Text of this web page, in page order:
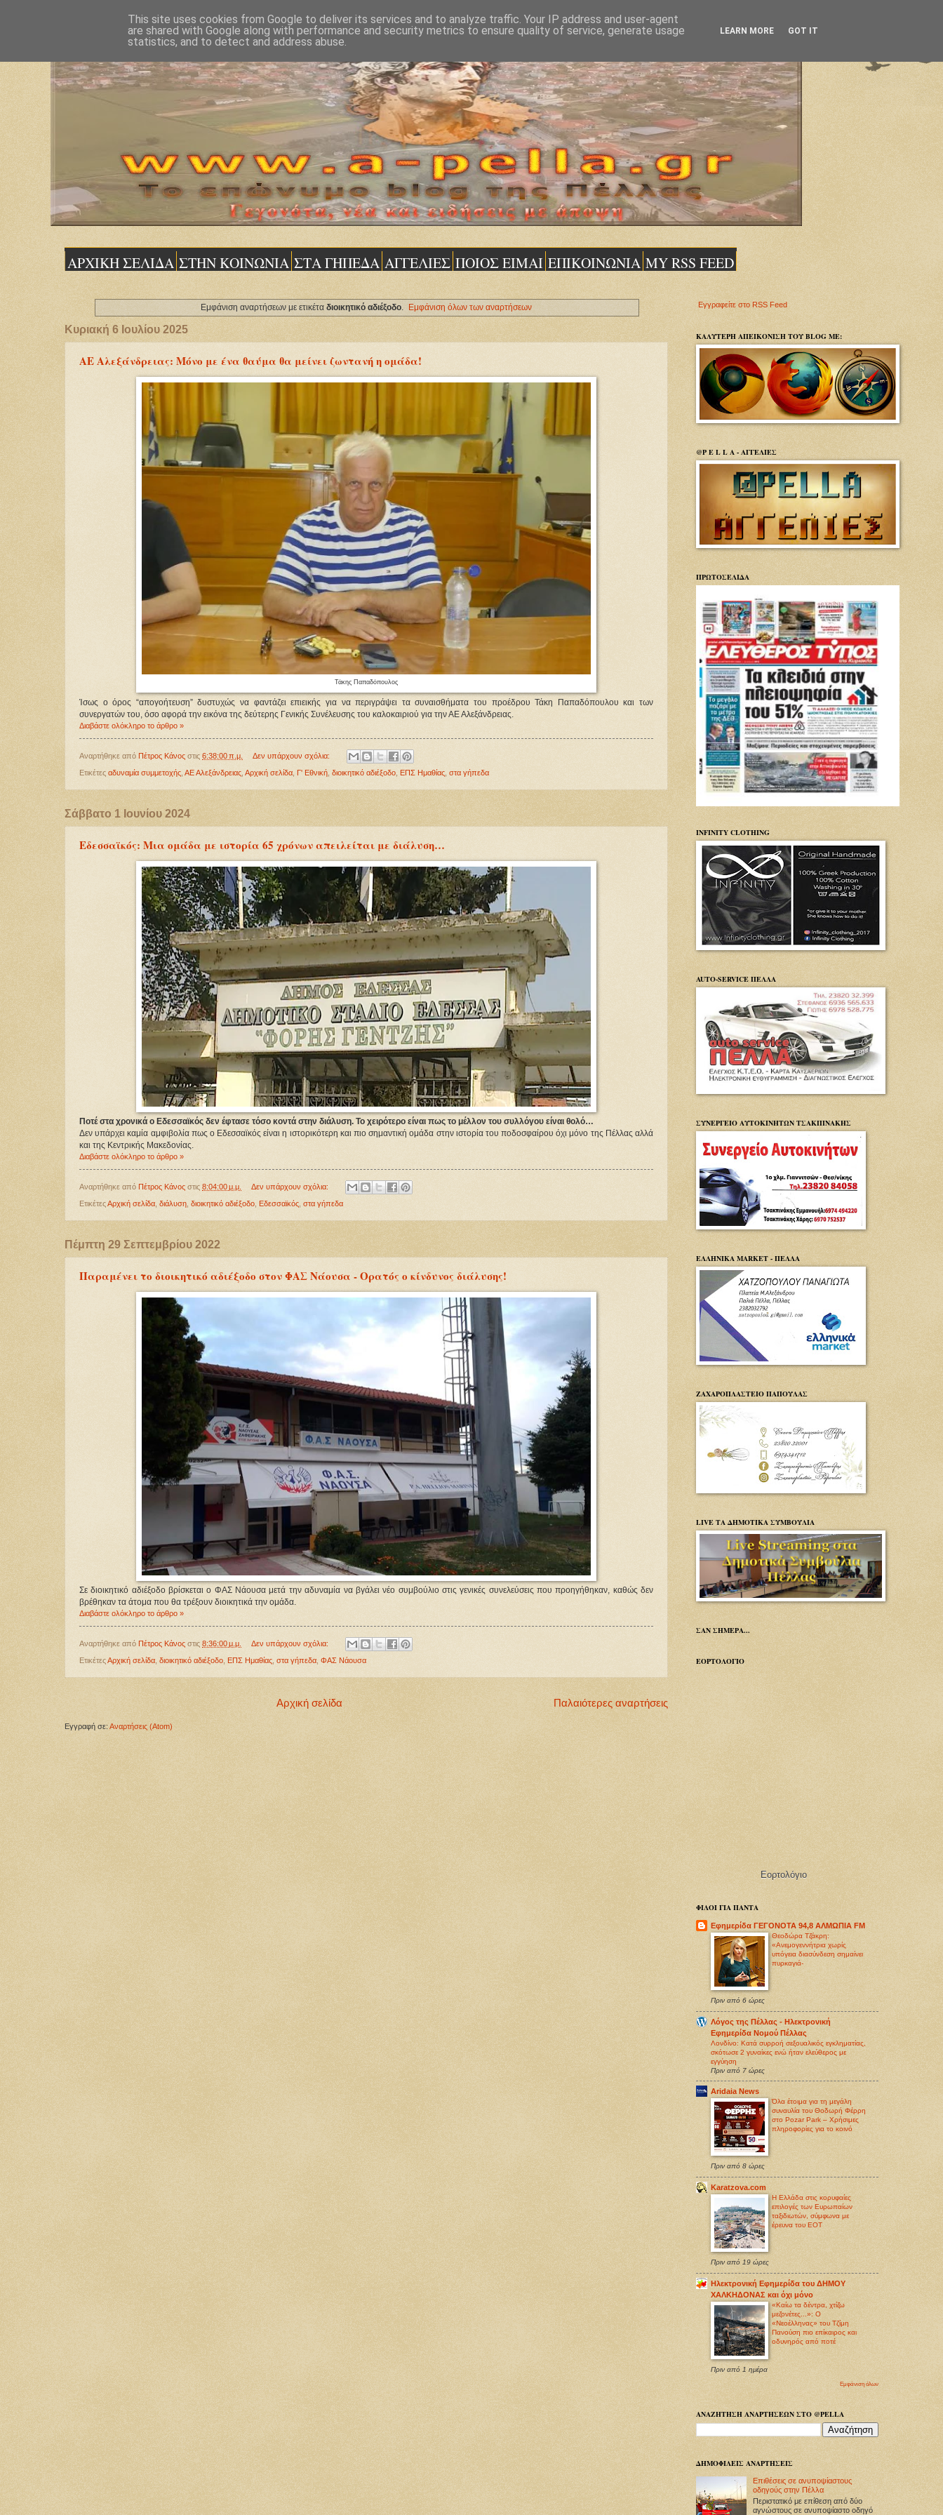
ΑΡΧΙΚΗ ΣΕΛΙΔΑ ΣΤΗΝ ΚΟΙΝΩΝΙΑ ΣΤΑ ΓΗΠΕΔΑ ΑΓΓΕΛΙΕΣ ΠΟΙΟΣ ΕΙΜΑΙ ΕΠΙΚΟΙΝΩΝΙΑ MY RSS FEED
Εμφάνιση αναρτήσεων με ετικέτα διοικητικό αδιέξοδο. Εμφάνιση όλων των αναρτήσεων
Κυριακή 6 Ιουλίου 2025
ΑΕ Αλεξάνδρειας: Μόνο με ένα θαύμα θα μείνει ζωντανή η ομάδα!
Τάκης Παπαδόπουλος
Ίσως ο όρος “απογοήτευση” δυστυχώς να φαντάζει επιεικής για να περιγράψει τα συναισθήματα του προέδρου Τάκη Παπαδόπουλου και των
συνεργατών του, όσο αφορά την εικόνα της δεύτερης Γενικής Συνέλευσης του καλοκαιριού για την ΑΕ Αλεξάνδρειας.
Διαβάστε ολόκληρο το άρθρο »
Αναρτήθηκε από Πέτρος Κάνος στις 6:38:00 π.μ. Δεν υπάρχουν σχόλια:
Ετικέτες αδυναμία συμμετοχής ΑΕ Αλεξάνδρειας Αρχική σελίδα Γ' Εθνική διοικητικό αδιέξοδο ΕΠΣ Ημαθίας στα γήπεδα
Σάββατο 1 Ιουνίου 2024
Εδεσσαϊκός: Μια ομάδα με ιστορία 65 χρόνων απειλείται με διάλυση…
Ποτέ στα χρονικά ο Εδεσσαϊκός δεν έφτασε τόσο κοντά στην διάλυση. Το χειρότερο είναι πως το μέλλον του συλλόγου είναι θολό…
Δεν υπάρχει καμία αμφιβολία πως ο Εδεσσαϊκός είναι η ιστορικότερη και πιο σημαντική ομάδα στην ιστορία του ποδοσφαίρου όχι μόνο της Πέλλας αλλά
και της Κεντρικής Μακεδονίας.
Διαβάστε ολόκληρο το άρθρο »
Αναρτήθηκε από Πέτρος Κάνος στις 8:04:00 μ.μ. Δεν υπάρχουν σχόλια:
ΕτικέτεςΑρχική σελίδα διάλυση διοικητικό αδιέξοδο Εδεσσαϊκός στα γήπεδα
Πέμπτη 29 Σεπτεμβρίου 2022
Παραμένει το διοικητικό αδιέξοδο στον ΦΑΣ Νάουσα - Ορατός ο κίνδυνος διάλυσης!
Σε διοικητικό αδιέξοδο βρίσκεται ο ΦΑΣ Νάουσα μετά την αδυναμία να βγάλει νέο συμβούλιο στις γενικές συνελεύσεις που προηγήθηκαν, καθώς δεν
βρέθηκαν τα άτομα που θα τρέξουν διοικητικά την ομάδα.
Διαβάστε ολόκληρο το άρθρο »
Αναρτήθηκε από Πέτρος Κάνος στις 8:36:00 μ.μ. Δεν υπάρχουν σχόλια:
ΕτικέτεςΑρχική σελίδα διοικητικό αδιέξοδο ΕΠΣ Ημαθίας στα γήπεδα ΦΑΣ Νάουσα
Παλαιότερες αναρτήσεις
Αρχική σελίδα
Εγγραφή σε: Αναρτήσεις (Atom)
Εγγραφείτε στο RSS Feed
ΚΑΛΥΤΕΡΗ ΑΠΕΙΚΟΝΙΣΗ ΤΟΥ BLOG ΜΕ:
@P E L L A - ΑΓΓΕΛΙΕΣ
ΠΡΩΤΟΣΕΛΙΔΑ
INFINITY CLOTHING
AUTO-SERVICE ΠΕΛΛΑ
ΣΥΝΕΡΓΕΙΟ ΑΥΤΟΚΙΝΗΤΩΝ ΤΣΑΚΠΙΝΑΚΗΣ
ΕΛΛΗΝΙΚΑ MARKET - ΠΕΛΛΑ
ΖΑΧΑΡΟΠΛΑΣΤΕΙΟ ΠΑΠΟΥΛΑΣ
LIVE ΤΑ ΔΗΜΟΤΙΚΑ ΣΥΜΒΟΥΛΙΑ
ΣΑΝ ΣΗΜΕΡΑ...
ΕΟΡΤΟΛΟΓΙΟ
Εορτολόγιο
ΦΙΛΟΙ ΓΙΑ ΠΑΝΤΑ
Εφημερίδα ΓΕΓΟΝΟΤΑ 94,8 ΑΛΜΩΠΙΑ FM
Θεοδώρα Τζάκρη:
«Ανεμογεννήτρια χωρίς
υπόγεια διασύνδεση σημαίνει
πυρκαγιά-
Πριν από 6 ώρες
Λόγος της Πέλλας - Ηλεκτρονική
Εφημερίδα Νομού Πέλλας
Λονδίνο: Κατά συρροή σεξoυαλικός εγκληματίας,
σκότωσε 2 γυναίκες ενώ ήταν ελεύθερος με
εγγύηση
Πριν από 7 ώρες
Aridaia News
Όλα έτοιμα για τη μεγάλη
συναυλία του Θοδωρή Φέρρη
στο Pozar Park – Χρήσιμες
πληροφορίες για το κοινό
Πριν από 8 ώρες
Karatzova.com
Η Ελλάδα στις κορυφαίες
επιλογές των Ευρωπαίων
ταξιδιωτών, σύμφωνα με
έρευνα του ΕΟΤ
Πριν από 19 ώρες
Ηλεκτρονική Εφημερίδα του ΔΗΜΟΥ
ΧΑΛΚΗΔΟΝΑΣ και όχι μόνο
«Καίω τα δέντρα, χτίζω
μεζονέτες...»: Ο
«Νεοέλληνας» του Τζίμη
Πανούση πιο επίκαιρος και
οδυνηρός από ποτέ
Πριν από 1 ημέρα
Εμφάνιση όλων
ΑΝΑΖΗΤΗΣΗ ΑΝΑΡΤΗΣΕΩΝ ΣΤΟ @PELLA
ΔΗΜΟΦΙΛΕΙΣ ΑΝΑΡΤΗΣΕΙΣ
Επιθέσεις σε ανυποψίαστους
οδηγούς στην Πέλλα
Περιστατικό με επίθεση από δύο
αγνώστους σε ανυποψίαστο οδηγό
This site uses cookies from Google to deliver its services and to analyze traffic. Your IP address and user-agent
are shared with Google along with performance and security metrics to ensure quality of service, generate usage
statistics, and to detect and address abuse.
LEARN MORE GOT IT